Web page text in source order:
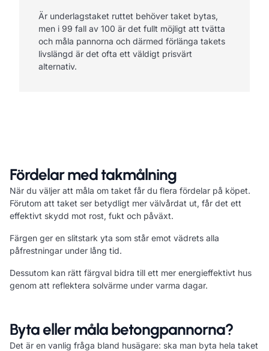
Är underlagstaket ruttet behöver taket bytas,
men i 99 fall av 100 är det fullt möjligt att tvätta
och måla pannorna och därmed förlänga takets
livslängd är det ofta ett väldigt prisvärt
alternativ.
Fördelar med takmålning
När du väljer att måla om taket får du flera fördelar på köpet.
Förutom att taket ser betydligt mer välvårdat ut, får det ett
effektivt skydd mot rost, fukt och påväxt.
Färgen ger en slitstark yta som står emot vädrets alla
påfrestningar under lång tid.
Dessutom kan rätt färgval bidra till ett mer energieffektivt hus
genom att reflektera solvärme under varma dagar.
Byta eller måla betongpannorna?
Det är en vanlig fråga bland husägare: ska man byta hela taket